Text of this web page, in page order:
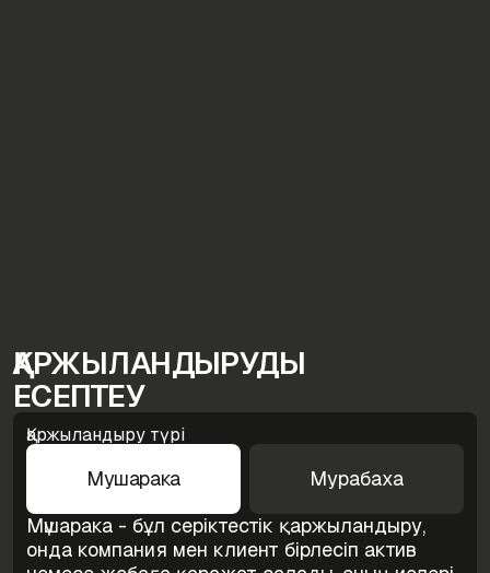
ҚАРЖЫЛАНДЫРУДЫ
ЕСЕПТЕУ
Қаржыландыру түрі
Мушарака
Мурабаха
Мүшарака - бұл серіктестік қаржыландыру,
онда компания мен клиент бірлесіп актив